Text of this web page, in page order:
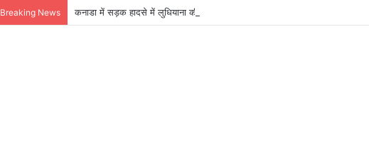
Breaking News कनाडा में सड़क हादसे में लुधियाना की 25 वर्षीय रमनदीप कौर की मौत, गांव में पसरा मातम